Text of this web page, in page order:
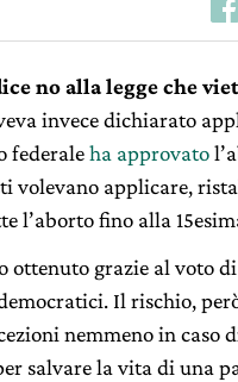
no alla legge che
invece dichiarato
federaleha approvato
volevano applicare,
l’aborto fino alla
ottenuto grazie al voto
Il rischio,
nemmeno in caso
salvare la vita di una